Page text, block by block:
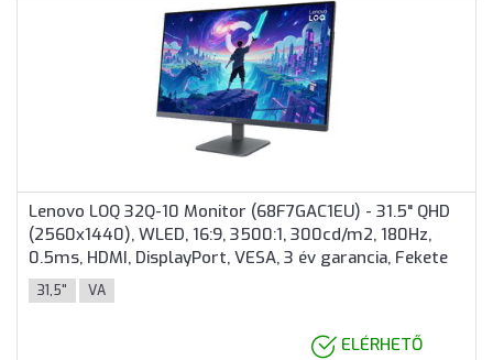
Lenovo LOQ 32Q-10 Monitor (68F7GAC1EU) - 31.5" QHD
(2560x1440), WLED, 16:9, 3500:1, 300cd/m2, 180Hz,
0.5ms, HDMI, DisplayPort, VESA, 3 év garancia, Fekete
színben
31,5" VA
ELÉRHETŐ